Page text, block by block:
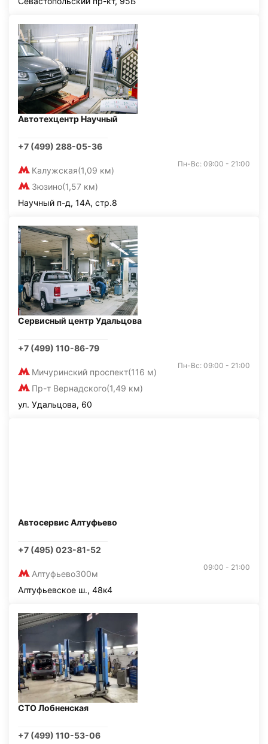
Автотехцентр Научный
+7 (499) 288-05-36
Калужская(1,09 км)
Зюзино(1,57 км)
Пн-Вс: 09:00 - 21:00
Научный п-д, 14А, стр.8
Сервисный центр Удальцова
+7 (499) 110-86-79
Мичуринский проспект(116 м)
Пр-т Вернадского(1,49 км)
Пн-Вс: 09:00 - 21:00
ул. Удальцова, 60
Автосервис Алтуфьево
+7 (495) 023-81-52
Алтуфьево300м
09:00 - 21:00
Алтуфьевское ш., 48к4
СТО Лобненская
+7 (499) 110-53-06